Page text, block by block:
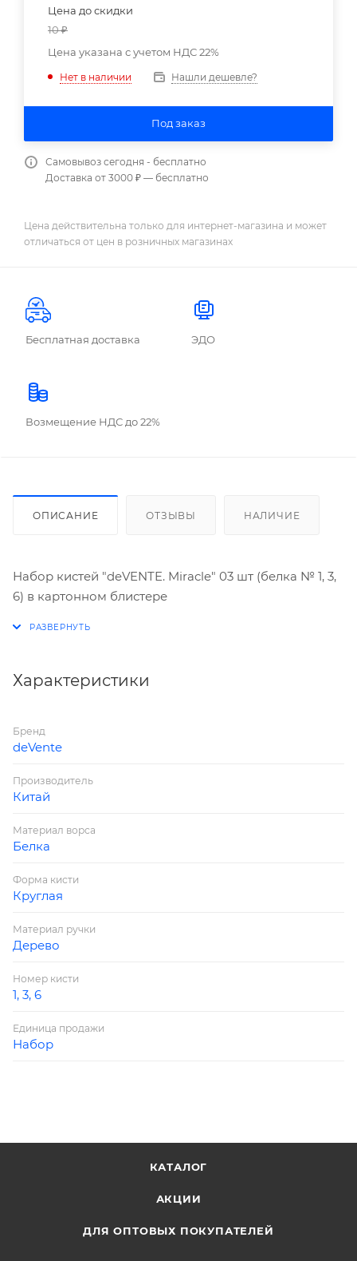
Цена до скидки
10₽
Цена указана с учетом НДС 22%
Нет в наличии Нашли дешевле?
Под заказ
Самовывоз сегодня - бесплатно
Доставка от 3000 ₽ — бесплатно
Цена действительна только для интернет-магазина и может
отличаться от цен в розничных магазинах
Бесплатная доставка ЭДО
Возмещение НДС до 22%
ОПИСАНИЕ ОТЗЫВЫ НАЛИЧИЕ
Набор кистей "deVENTE. Miracle" 03 шт (белка № 1, 3,
6) в картонном блистере
Характеристики
Бренд
deVente
Производитель
Китай
Материал ворса
Белка
Форма кисти
Круглая
Материал ручки
Дерево
Номер кисти
1, 3, 6
Единица продажи
Набор
КАТАЛОГ
АКЦИИ
ДЛЯ ОПТОВЫХ ПОКУПАТЕЛЕЙ